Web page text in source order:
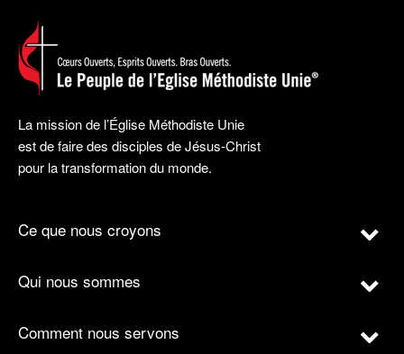
La mission de l’Église Méthodiste Unie
est de faire des disciples de Jésus-Christ
pour la transformation du monde.
Ce que nous croyons
Qui nous sommes
Comment nous servons